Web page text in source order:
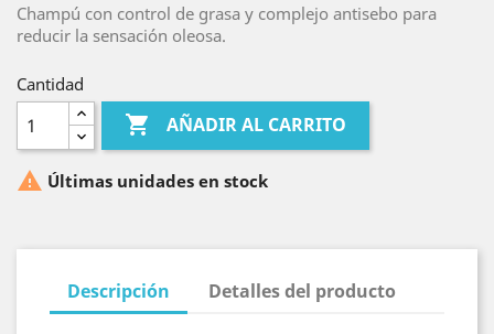
Champú con control de grasa y complejo antisebo para
reducir la sensación oleosa.
Cantidad
 AÑADIR AL CARRITO
 Últimas unidades en stock
Descripción Detalles del producto